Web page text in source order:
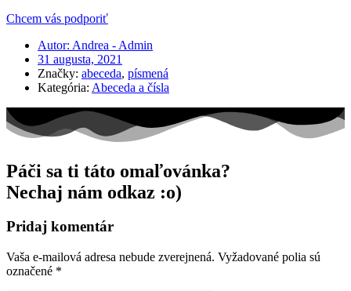
Chcem vás podporiť
Autor: Andrea - Admin
31 augusta, 2021
Značky: abeceda, písmená
Kategória: Abeceda a čísla
Páči sa ti táto omaľovánka?
Nechaj nám odkaz :o)
Pridaj komentár
Vaša e-mailová adresa nebude zverejnená. Vyžadované polia sú
označené *